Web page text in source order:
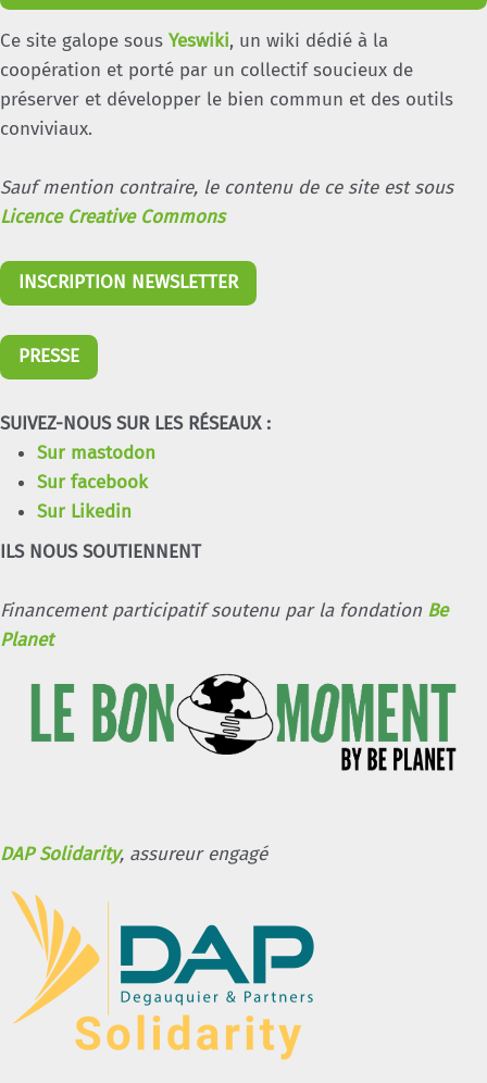
Ce site galope sous Yeswiki, un wiki dédié à la
coopération et porté par un collectif soucieux de
préserver et développer le bien commun et des outils
conviviaux.
Sauf mention contraire, le contenu de ce site est sous
Licence Creative Commons
INSCRIPTION NEWSLETTER
PRESSE
SUIVEZ-NOUS SUR LES RÉSEAUX :
Sur mastodon
Sur facebook
Sur Likedin
ILS NOUS SOUTIENNENT
Financement participatif soutenu par la fondation Be
Planet
DAP Solidarity, assureur engagé